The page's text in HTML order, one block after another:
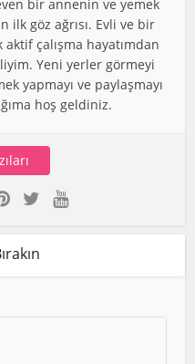
bir annenin ve yemek
ilk göz ağrısı. Evli ve bir
çalışma hayatımdan
Yeni yerler görmeyi
yapmayı ve paylaşmayı
hoş geldiniz.